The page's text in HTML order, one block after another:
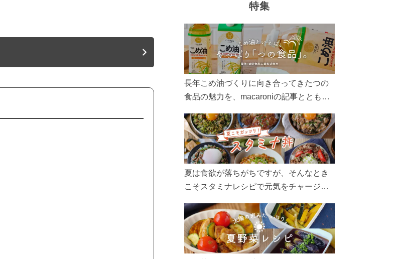
特集
長年こめ油づくりに向き合ってきたつの
食品の魅力を、macaroniの記事とともに
ん、製造現場や品質へのこだわりまで。
こめ油をもっと好きになるコンテンツを
ぜひお楽しみください。
夏は食欲が落ちがちですが、そんなとき
こそスタミナレシピで元気をチャージ！
リ食べて、夏バテを吹き飛ばしましょ
う！